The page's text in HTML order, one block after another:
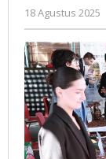
18 Agustus 2025